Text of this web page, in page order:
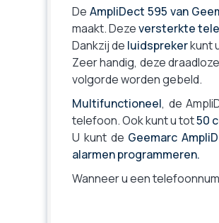
Bescherming individuele
Bereik
Batterijduur in gesprek
Te verbinden op
Batterijen
Gewicht (telefoon)
Basisafmetingen
Fabrieksgarantie
De AmpliDect 595 van
maakt. Dezeversterkte
Dankzij de luidsprekerkunt
Zeer handig, deze
volgorde worden gebeld.
Multifunctioneel, de
telefoon. Ook kunt u tot50
U kunt de Geemarc
alarmen programmeren.
Wanneer u een